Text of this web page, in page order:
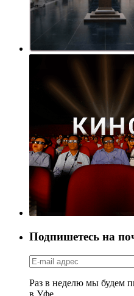
Подпишетесь на
Раз в неделю мы будем
в Уфе.